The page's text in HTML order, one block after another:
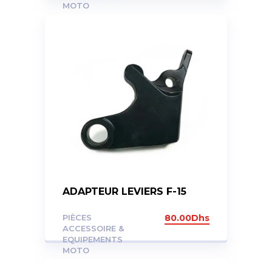
MOTO
ADAPTEUR LEVIERS F-15
PIÈCES
ACCESSOIRE &
EQUIPEMENTS
MOTO
80.00Dhs